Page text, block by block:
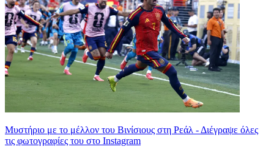
Μυστήριο με το μέλλον του Βινίσιους στη Ρεάλ - Διέγραψε όλες
τις φωτογραφίες του στο Instagram